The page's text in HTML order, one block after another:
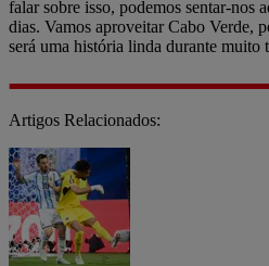
falar sobre isso, podemos sentar-nos
dias. Vamos aproveitar Cabo Verde,
será uma história linda durante muito
Artigos Relacionados: